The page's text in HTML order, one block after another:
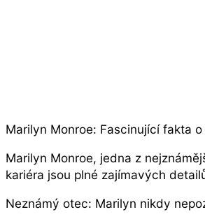
Marilyn Monroe: Fascinující fakta
Marilyn Monroe, jedna z
kariéra jsou plné zajímavých
Neznámý otec: Marilyn nikdy